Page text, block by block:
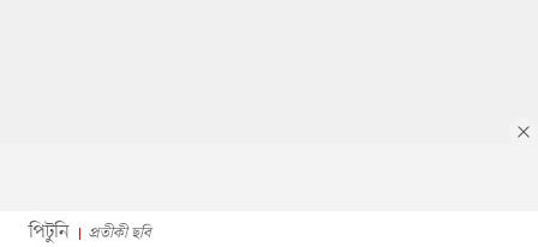
পিটুনি প্রতীকী ছবি